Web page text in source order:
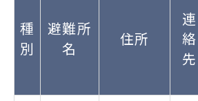
種
別
避難所
名
住所
連
絡
先